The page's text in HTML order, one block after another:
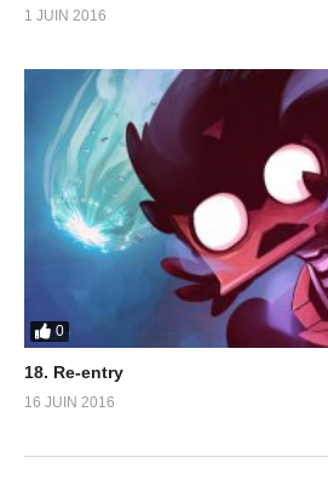
1 JUIN 2016
0
18. Re-entry
16 JUIN 2016